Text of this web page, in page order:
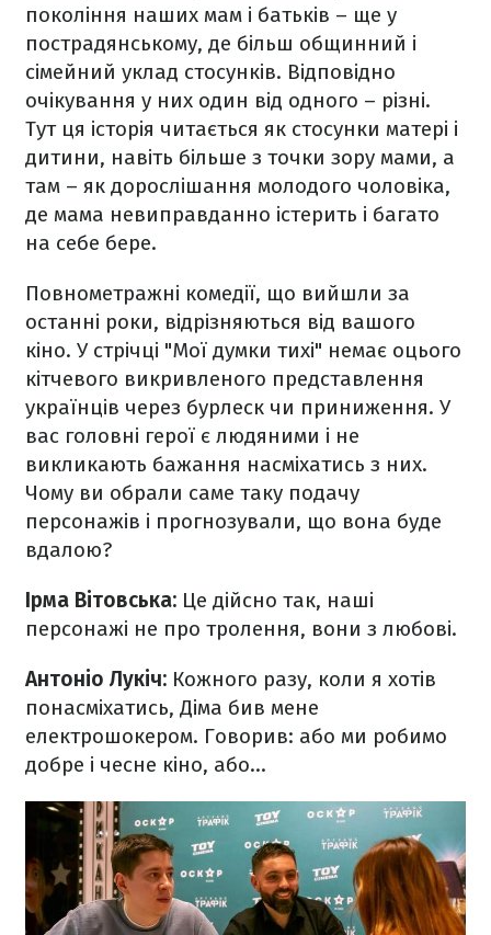
покоління наших мам і батьків – ще у
пострадянському, де більш общинний і
сімейний уклад стосунків. Відповідно
очікування у них один від одного – різні.
Тут ця історія читається як стосунки матері і
дитини, навіть більше з точки зору мами, а
там – як дорослішання молодого чоловіка,
де мама невиправданно істерить і багато
на себе бере.
Повнометражні комедії, що вийшли за
останні роки, відрізняються від вашого
кіно. У стрічці "Мої думки тихі" немає оцього
кітчевого викривленого представлення
українців через бурлеск чи приниження. У
вас головні герої є людяними і не
викликають бажання насміхатись з них.
Чому ви обрали саме таку подачу
персонажів і прогнозували, що вона буде
вдалою?
Ірма Вітовська: Це дійсно так, наші
персонажі не про тролення, вони з любові.
Антоніо Лукіч: Кожного разу, коли я хотів
понасміхатись, Діма бив мене
електрошокером. Говорив: або ми робимо
добре і чесне кіно, або...